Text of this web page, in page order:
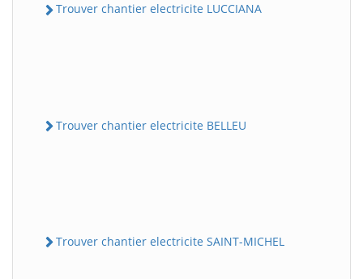
Trouver chantier electricite LUCCIANA
Trouver chantier electricite BELLEU
Trouver chantier electricite SAINT-MICHEL